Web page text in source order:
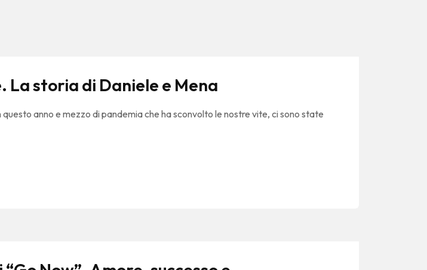
La storia di Daniele e Mena
anno e mezzo di pandemia che ha sconvolto le nostre vite, ci sono state